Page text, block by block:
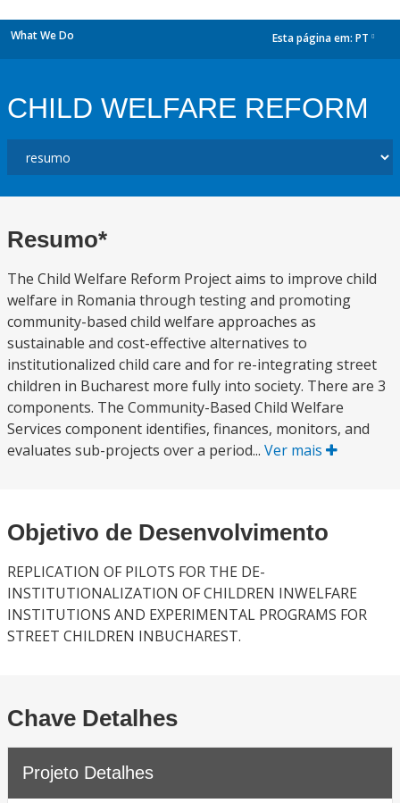
What We Do Esta página em: PT
CHILD WELFARE REFORM
Resumo*
The Child Welfare Reform Project aims to improve child
welfare in Romania through testing and promoting
community-based child welfare approaches as
sustainable and cost-effective alternatives to
institutionalized child care and for re-integrating street
children in Bucharest more fully into society. There are 3
components. The Community-Based Child Welfare
Services component identifies, finances, monitors, and
evaluates sub-projects over a period... Ver mais
Objetivo de Desenvolvimento
REPLICATION OF PILOTS FOR THE DE-
INSTITUTIONALIZATION OF CHILDREN INWELFARE
INSTITUTIONS AND EXPERIMENTAL PROGRAMS FOR
STREET CHILDREN INBUCHAREST.
Chave Detalhes
Projeto Detalhes